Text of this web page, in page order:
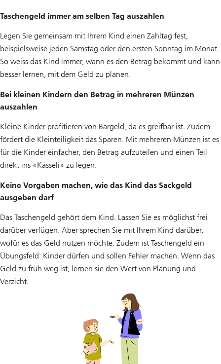
Taschengeld immer am selben Tag auszahlen
Legen Sie gemeinsam mit Ihrem Kind einen Zahltag fest,
beispielsweise jeden Samstag oder den ersten Sonntag im Monat.
So weiss das Kind immer, wann es den Betrag bekommt und kann
besser lernen, mit dem Geld zu planen.
Bei kleinen Kindern den Betrag in mehreren Münzen
auszahlen
Kleine Kinder profitieren von Bargeld, da es greifbar ist. Zudem
fördert die Kleinteiligkeit das Sparen. Mit mehreren Münzen ist es
für die Kinder einfacher, den Betrag aufzuteilen und einen Teil
direkt ins «Kässeli» zu legen.
Keine Vorgaben machen, wie das Kind das Sackgeld
ausgeben darf
Das Taschengeld gehört dem Kind. Lassen Sie es möglichst frei
darüber verfügen. Aber sprechen Sie mit Ihrem Kind darüber,
wofür es das Geld nutzen möchte. Zudem ist Taschengeld ein
Übungsfeld: Kinder dürfen und sollen Fehler machen. Wenn das
Geld zu früh weg ist, lernen sie den Wert von Planung und
Verzicht.